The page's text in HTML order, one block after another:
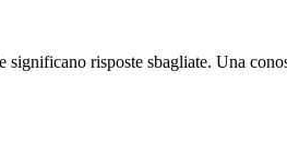
risposte sbagliate. Una